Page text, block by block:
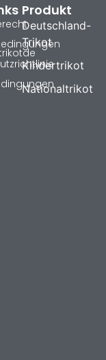
Produkt
Deutschland-
Trikot
Kindertrikot
Nationaltrikot